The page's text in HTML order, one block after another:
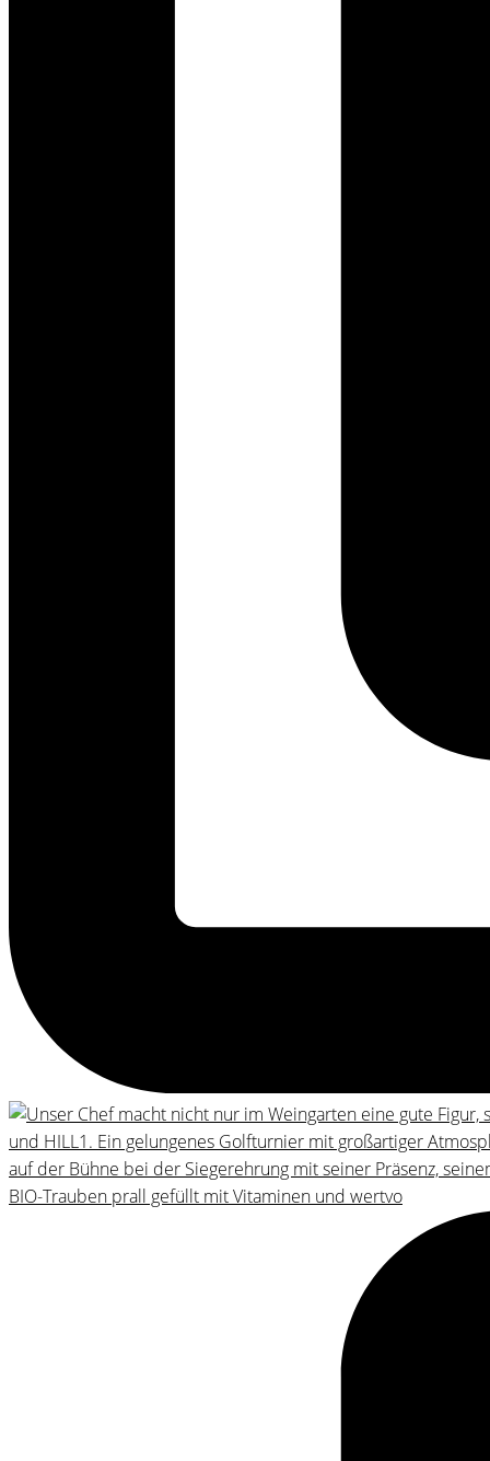
BIO-Trauben prall gefüllt mit Vitaminen und wertvo